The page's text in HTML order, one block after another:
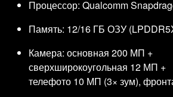
Процессор: Qualcomm
Память: 12/16 ГБ ОЗУ
Камера: основная 200 МП +
сверхширокоугольная 12 МП +
телефото 10 МП (3× зум),